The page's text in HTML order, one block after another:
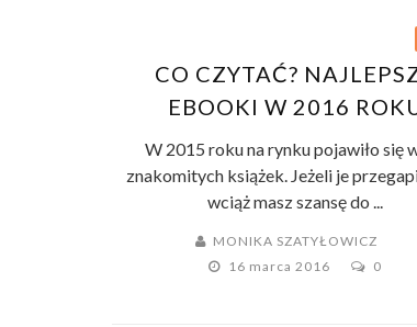
CO CZYTAĆ?
EBOOKI W 2016
W 2015 roku na rynku pojawiło się
znakomitych książek. Jeżeli je
wciąż masz szansę do ...
MONIKA SZATYŁOWICZ
16 marca 2016
0